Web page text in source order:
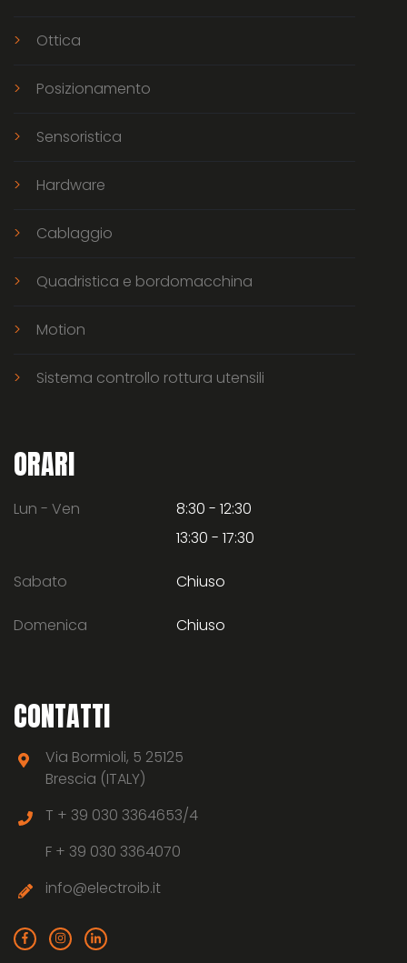
Ottica
Posizionamento
Sensoristica
Hardware
Cablaggio
Quadristica e bordomacchina
Motion
Sistema controllo rottura utensili
ORARI
Lun - Ven
8:30 - 12:30
13:30 - 17:30
Sabato Chiuso
Domenica Chiuso
CONTATTI
Via Bormioli, 5 25125
Brescia (ITALY)
T + 39 030 3364653/4
F + 39 030 3364070
info@electroib.it